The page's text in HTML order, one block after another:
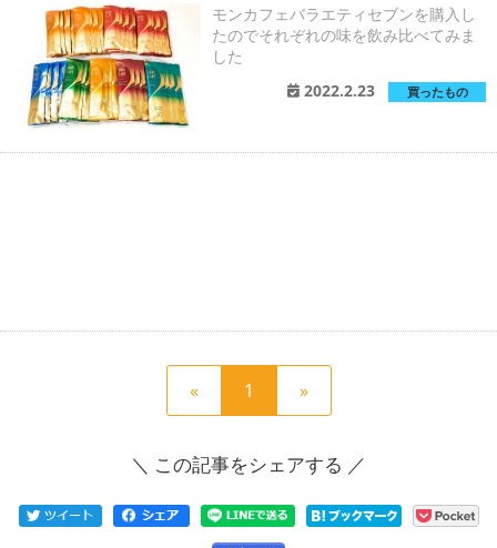
モンカフェバラエティセブンを購入し
たのでそれぞれの味を飲み比べてみま
した
2022.2.23
買ったもの
«前
の
ー
へ
1
在
ペ
ジ
»次
の
ー
へ
＼ この記事をシェアする ／